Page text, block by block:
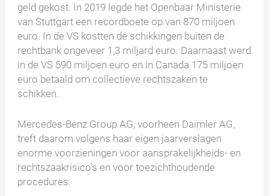
geld gekost. In 2019 legde het Openbaar Ministerie
van Stuttgart een recordboete op van 870 miljoen
euro. In de VS kostten de schikkingen buiten de
rechtbank ongeveer 1,3 miljard euro. Daarnaast werd
in de VS 590 miljoen euro en in Canada 175 miljoen
euro betaald om collectieve rechtszaken te
schikken.
Mercedes-Benz Group AG, voorheen Daimler AG,
treft daarom volgens haar eigen jaarverslagen
enorme voorzieningen voor aansprakelijkheids- en
rechtszaakrisico's en voor toezichthoudende
procedures: